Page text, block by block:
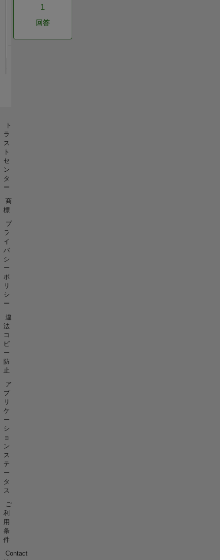
1
回答
ト
ラ
ス
ト
セ
ン
タ
ー
商
標
プ
ラ
イ
バ
シ
ー
ポ
リ
シ
ー
違
法
コ
ピ
ー
防
止
ア
プ
リ
ケ
ー
シ
ョ
ン
ス
テ
ー
タ
ス
ご
利
用
条
件
Contact